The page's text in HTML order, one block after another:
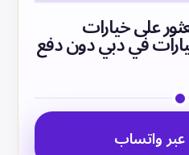
على خيارات
في دبي دون دفع
عبر واتساب